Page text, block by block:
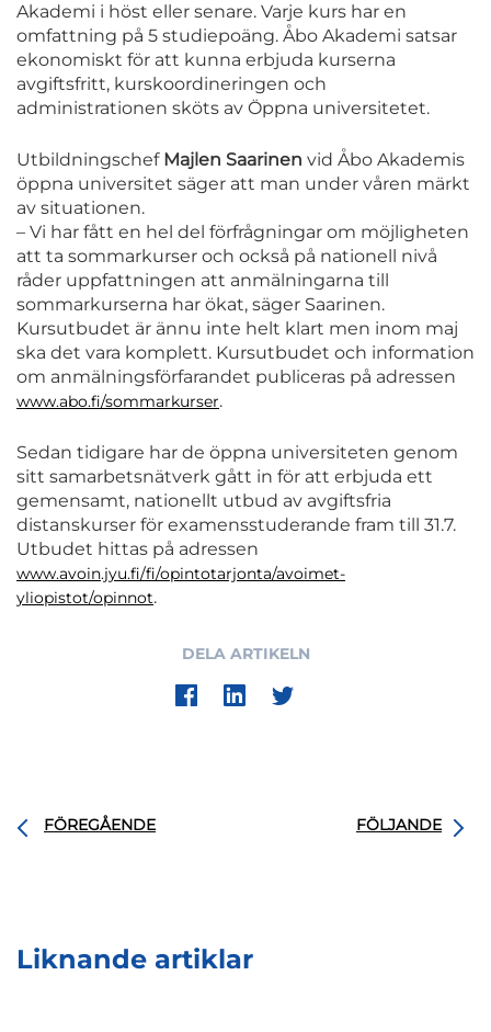
Akademi i höst eller senare. Varje kurs har en
omfattning på 5 studiepoäng. Åbo Akademi satsar
ekonomiskt för att kunna erbjuda kurserna
avgiftsfritt, kurskoordineringen och
administrationen sköts av Öppna universitetet.
Utbildningschef Majlen Saarinen vid Åbo Akademis
öppna universitet säger att man under våren märkt
av situationen.
– Vi har fått en hel del förfrågningar om möjligheten
att ta sommarkurser och också på nationell nivå
råder uppfattningen att anmälningarna till
sommarkurserna har ökat, säger Saarinen.
Kursutbudet är ännu inte helt klart men inom maj
ska det vara komplett. Kursutbudet och information
om anmälningsförfarandet publiceras på adressen
www.abo.fi/sommarkurser.
Sedan tidigare har de öppna universiteten genom
sitt samarbetsnätverk gått in för att erbjuda ett
gemensamt, nationellt utbud av avgiftsfria
distanskurser för examensstuderande fram till 31.7.
Utbudet hittas på adressen
www.avoin.jyu.fi/fi/opintotarjonta/avoimet-
yliopistot/opinnot.
DELA ARTIKELN
FÖREGÅENDE FÖLJANDE
Liknande artiklar